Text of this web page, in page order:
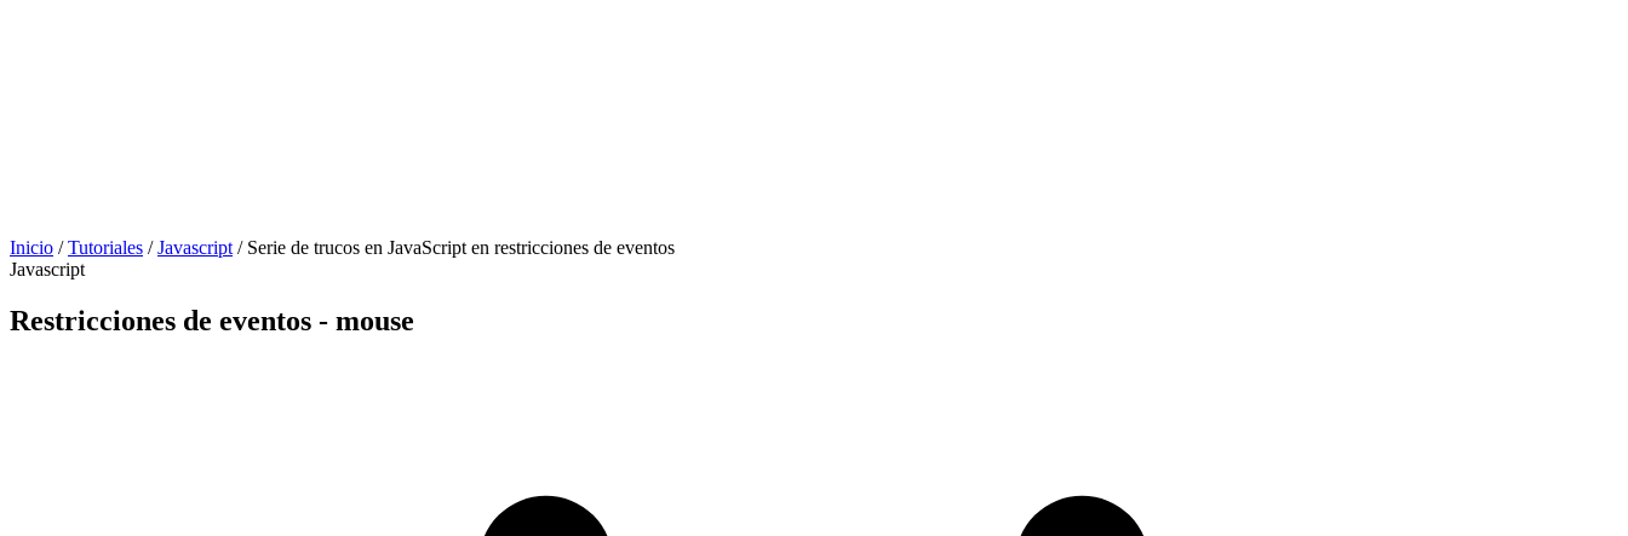
Inicio / Tutoriales / Javascript / Serie de trucos en JavaScript en restricciones de eventos
Javascript
Restricciones de eventos - mouse